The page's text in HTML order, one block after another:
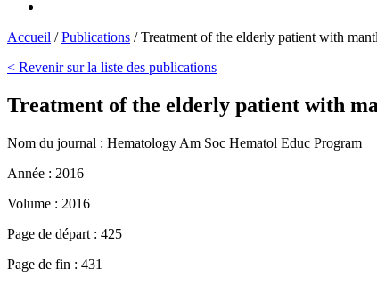
Accueil /Publications /Treatment of the elderly patient with
< Revenir sur la liste des publications
Treatment of the elderly patient with
Nom du journal : Hematology Am Soc Hematol Educ Program
Année : 2016
Volume : 2016
Page de départ : 425
Page de fin : 431